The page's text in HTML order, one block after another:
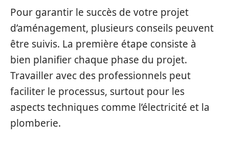
Pour garantir le succès de votre projet
d’aménagement, plusieurs conseils peuvent
être suivis. La première étape consiste à
bien planifier chaque phase du projet.
Travailler avec des professionnels peut
faciliter le processus, surtout pour les
aspects techniques comme l’électricité et la
plomberie.